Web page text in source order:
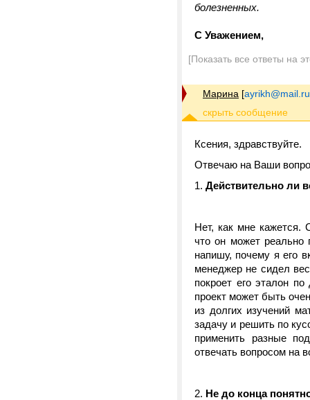
болезненных.
С Уважением,
[Показать все ответы на
Марина [ayrikh@mail.ru
Ксения, здравствуйте.
Отвечаю на Ваши
1. Действительно ли
Нет, как мне кажется.
что он может реально
напишу, почему я его
менеджер не сидел
покроет его эталон
проект может быть
из долгих изучений
задачу и решить по
применить разные
отвечать вопросом на
2. Не до конца